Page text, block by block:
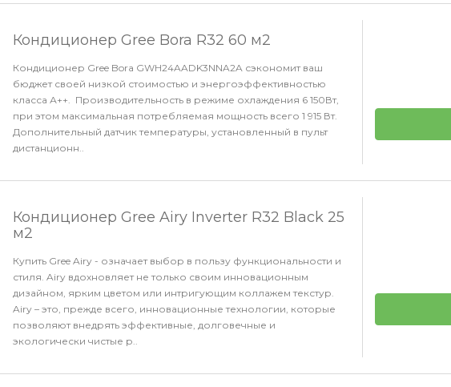
Кондиционер Gree Bora R32 60 м2
Кондиционер Gree Bora GWH24AADK3NNA2A сэкономит ваш
бюджет своей низкой стоимостью и энергоэффективностью
класса А++. Производительность в режиме охлаждения 6 150Вт,
при этом максимальная потребляемая мощность всего 1 915 Вт.
Дополнительный датчик температуры, установленный в пульт
дистанционн..
Кондиционер Gree Airy Inverter R32 Black 25
м2
Купить Gree Airy - означает выбор в пользу функциональности и
стиля. Airy вдохновляет не только своим инновационным
дизайном, ярким цветом или интригующим коллажем текстур.
Airy – это, прежде всего, инновационные технологии, которые
позволяют внедрять эффективные, долговечные и
экологически чистые р..